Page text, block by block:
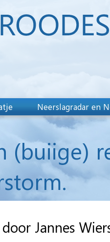
Neerslagradar en
(buiige)
Jannes